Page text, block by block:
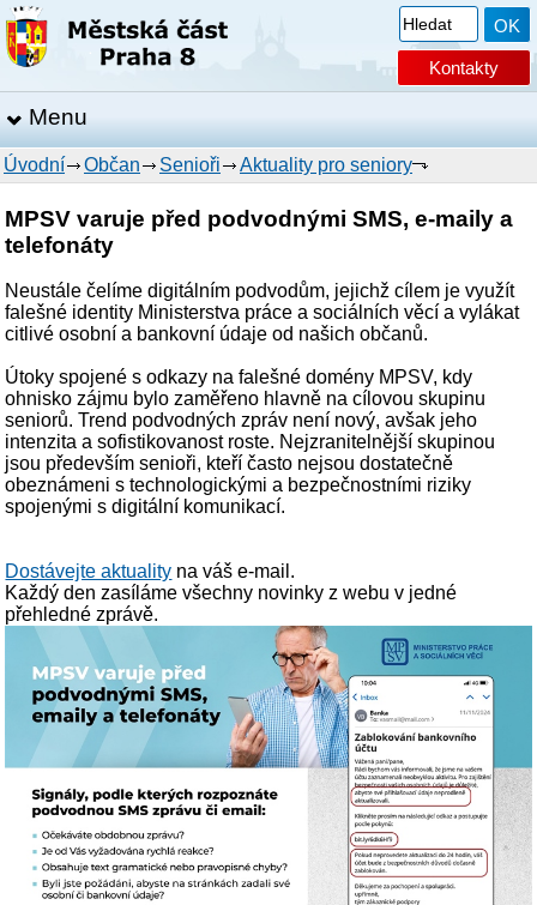
Kontakty
Menu
Úvodní Občan Senioři Aktuality pro seniory
MPSV varuje před podvodnými SMS, e-maily a
telefonáty
Neustále čelíme digitálním podvodům, jejichž cílem je využít
falešné identity Ministerstva práce a sociálních věcí a vylákat
citlivé osobní a bankovní údaje od našich občanů.
Útoky spojené s odkazy na falešné domény MPSV, kdy
ohnisko zájmu bylo zaměřeno hlavně na cílovou skupinu
seniorů. Trend podvodných zpráv není nový, avšak jeho
intenzita a sofistikovanost roste. Nejzranitelnější skupinou
jsou především senioři, kteří často nejsou dostatečně
obeznámeni s technologickými a bezpečnostními riziky
spojenými s digitální komunikací.
Dostávejte aktuality na váš e-mail.
Každý den zasíláme všechny novinky z webu v jedné
přehledné zprávě.